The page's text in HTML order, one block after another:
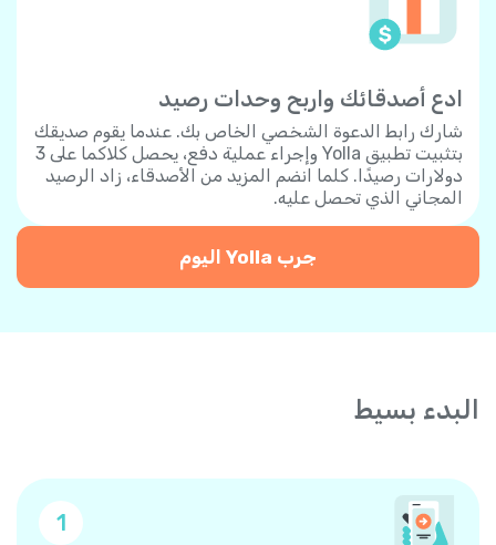
ادع أصدقائك واربح وحدات رصيد
شارك رابط الدعوة الشخصي الخاص بك. عندما يقوم صديقك
بتثبيت تطبيق Yolla وإجراء عملية دفع، يحصل كلاكما على 3
دولارات رصيدًا. كلما انضم المزيد من الأصدقاء، زاد الرصيد
المجاني الذي تحصل عليه.
جرب Yolla اليوم
البدء بسيط
1